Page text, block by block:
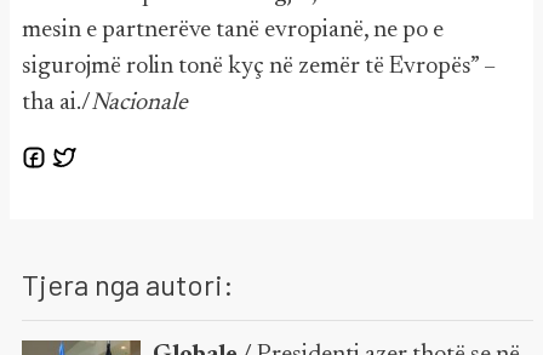
mesin e partnerëve tanë evropianë, ne po e
sigurojmë rolin tonë kyç në zemër të Evropës” –
tha ai./Nacionale
Tjera nga autori: